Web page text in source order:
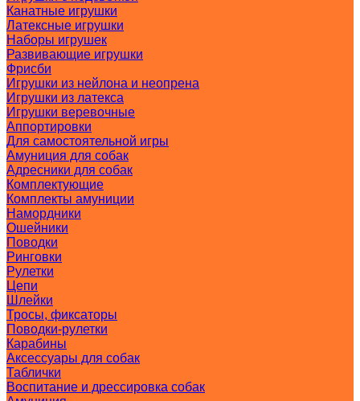
Канатные игрушки
Латексные игрушки
Наборы игрушек
Развивающие игрушки
Фрисби
Игрушки из нейлона и неопрена
Игрушки из латекса
Игрушки веревочные
Аппортировки
Для самостоятельной игры
Амуниция для собак
Адресники для собак
Комплектующие
Комплекты амуниции
Намордники
Ошейники
Поводки
Ринговки
Рулетки
Цепи
Шлейки
Тросы, фиксаторы
Поводки-рулетки
Карабины
Аксессуары для собак
Таблички
Воспитание и дрессировка собак